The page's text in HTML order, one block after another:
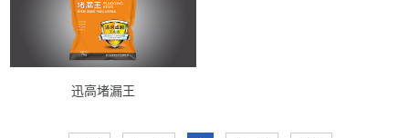
迅高堵漏王